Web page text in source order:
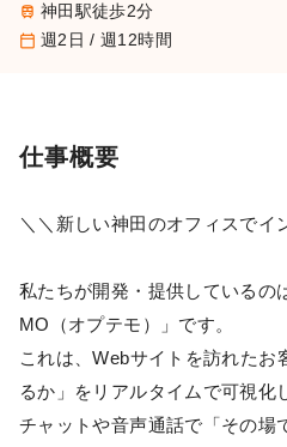
train 神田駅徒歩2分
calendar_today 週2日 / 週12時間
仕事概要
＼＼新しい神田のオフィスでイ
私たちが開発・提供しているの
MO（オプテモ）」です。
これは、Webサイトを訪れたお
るか」をリアルタイムで可視化
チャットや音声通話で「その場